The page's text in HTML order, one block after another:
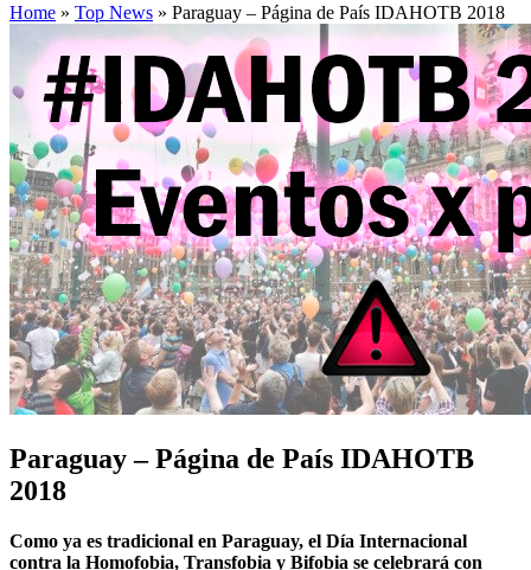
Home » Top News » Paraguay – Página de País IDAHOTB 2018
Paraguay – Página de País IDAHOTB
2018
Como ya es tradicional en Paraguay, el Día Internacional
contra la Homofobia, Transfobia y Bifobia se celebrará con